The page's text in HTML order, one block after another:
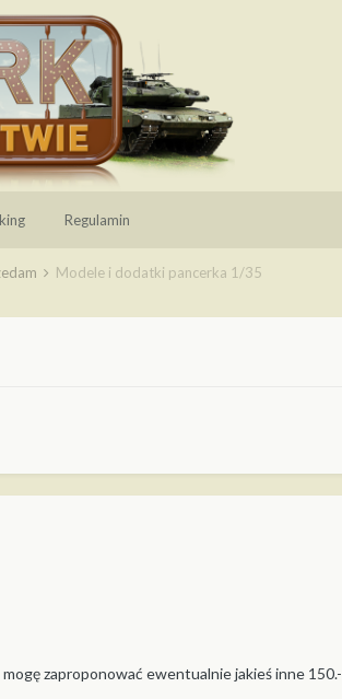
Regulamin
Modele i dodatki pancerka 1/35
zaproponować ewentualnie jakieś inne 150.-